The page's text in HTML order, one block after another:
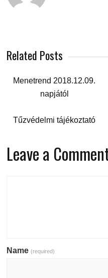
Related Posts
Menetrend 2018.12.09.
napjától
Tűzvédelmi tájékoztató
Leave a
Name(required)